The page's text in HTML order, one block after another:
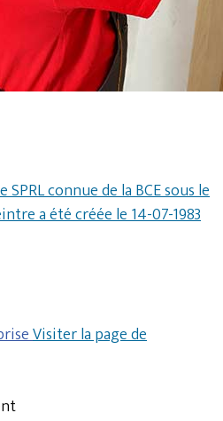
connue de la BCE sous le
a été créée le 14-07-1983
Visiter la page de